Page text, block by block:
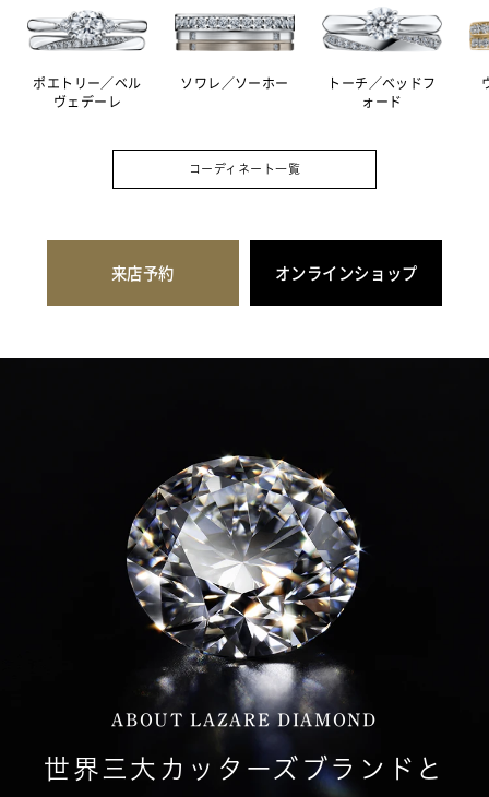
ポエトリー／ベル
ヴェデーレ
ソワレ／ソーホー
トーチ／ベッドフ
ォード
コーディネート一覧
来店予約 オンラインショップ
ABOUT LAZARE DIAMOND
世界三大カッターズブランドと